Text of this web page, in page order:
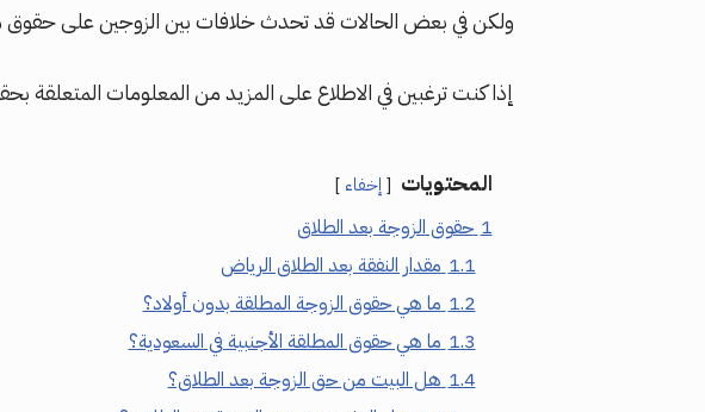
ولكن في بعض الحالات قد تحدث خلافات بين الزوجين على حقوق
إذا كنت ترغبين في الاطلاع على المزيد من المعلومات المتعلقة
المحتويات إخفاء
1 حقوق الزوجة بعد الطلاق
1.1 مقدار النفقة بعد الطلاق الرياض
1.2 ما هي حقوق الزوجة المطلقة بدون أولاد؟
1.3 ما هي حقوق المطلقة الأجنبية في السعودية؟
1.4 هل البيت من حق الزوجة بعد الطلاق؟